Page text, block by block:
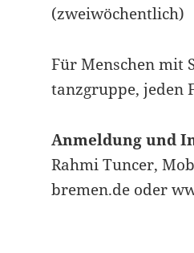
(zweiwöchentlich)
Für Menschen mit
tanzgruppe, jeden
Anmeldung und
Rahmi Tuncer,
bremen.de oder